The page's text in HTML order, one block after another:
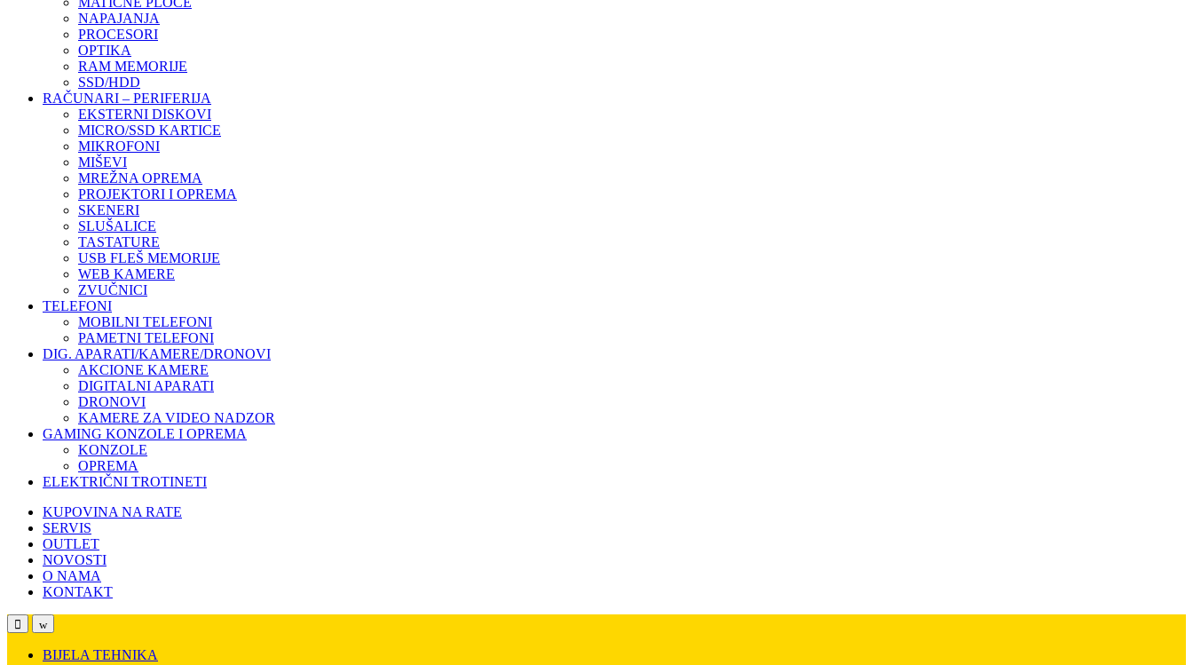
NAPAJANJA
PROCESORI
OPTIKA
RAM MEMORIJE
SSD/HDD
RAČUNARI – PERIFERIJA
EKSTERNI DISKOVI
MICRO/SSD KARTICE
MIKROFONI
MIŠEVI
MREŽNA OPREMA
PROJEKTORI I OPREMA
SKENERI
SLUŠALICE
TASTATURE
USB FLEŠ MEMORIJE
WEB KAMERE
ZVUČNICI
TELEFONI
MOBILNI TELEFONI
PAMETNI TELEFONI
DIG. APARATI/KAMERE/DRONOVI
AKCIONE KAMERE
DIGITALNI APARATI
DRONOVI
KAMERE ZA VIDEO NADZOR
GAMING KONZOLE I OPREMA
KONZOLE
OPREMA
ELEKTRIČNI TROTINETI
KUPOVINA NA RATE
SERVIS
OUTLET
NOVOSTI
O NAMA
KONTAKT
OpenClose
BIJELA TEHNIKA